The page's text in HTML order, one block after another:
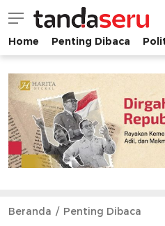
tandaseru.com | Penting
tandaseru.com
Home Penting Dibaca
Beranda Penting Dibaca